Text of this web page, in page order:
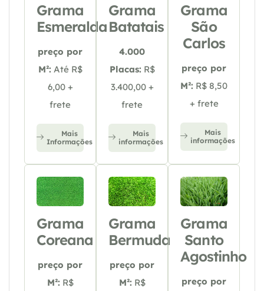
Grama
Esmeralda
preço por
M²: Até R$
6,00 +
frete
Mais
Informações
Grama
Batatais
4.000
Placas: R$
3.400,00 +
frete
Mais
informações
Grama
São
Carlos
preço por
M²: R$ 8,50
+ frete
Mais
informações
Grama
Coreana
preço por
M²: R$
Grama
Bermuda
preço por
M²: R$
Grama
Santo
Agostinho
preço por